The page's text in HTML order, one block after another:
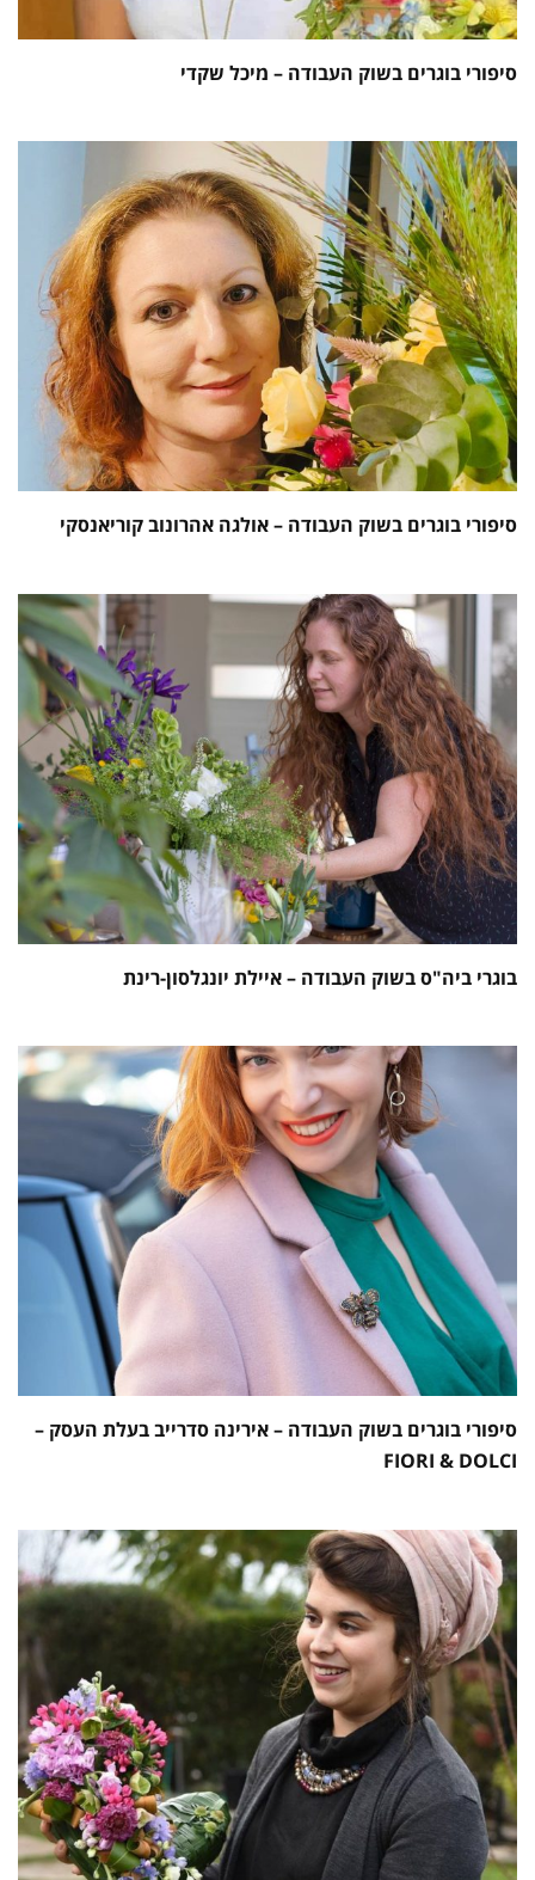
סיפורי בוגרים בשוק העבודה – מיכל שקדי
סיפורי בוגרים בשוק העבודה – אולגה אהרונוב קוריאנסקי
בוגרי ביה"ס בשוק העבודה – איילת יונגלסון-רינת
סיפורי בוגרים בשוק העבודה – אירינה סדרייב בעלת העסק –
FIORI & DOLCI